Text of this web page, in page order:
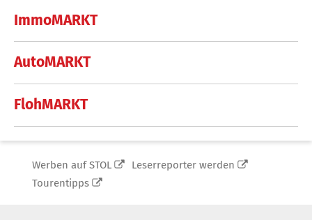
ImmoMARKT
AutoMARKT
FlohMARKT
Werben auf STOL
Leserreporter werden
Tourentipps